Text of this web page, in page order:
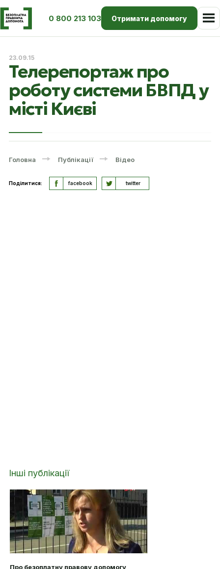
0 800 213 103 Отримати допомогу
23.09.15
Телерепортаж про
роботу системи БВПД у
місті Києві
Головна Публікації Відео
Поділитися: facebook twitter
Інші публікації
Про безоплатну правову допомогу